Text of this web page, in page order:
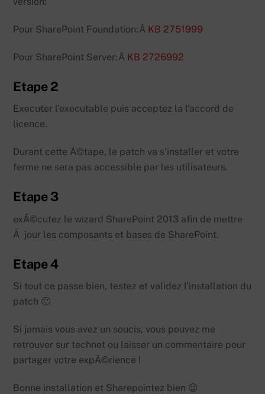
Pour SharePoint Foundation:Â KB 2751999
Pour SharePoint Server:Â KB 2726992
Etape 2
Executer l’executable puis acceptez la l’accord de
licence.
Durant cette Ã©tape, le patch va s’installer et votre
ferme ne sera pas accessible par les utilisateurs.
Etape 3
exÃ©cutez le wizard SharePoint 2013 afin de mettre
Ã jour les composants et bases de SharePoint.
Etape 4
Si tout ce passe bien, testez et validez l’installation du
patch 🙂
Si jamais vous avez un soucis, vous pouvez me
retrouver sur technet ou laisser un commentaire pour
partager votre expÃ©rience !
Bonne installation et Sharepointez bien 😉